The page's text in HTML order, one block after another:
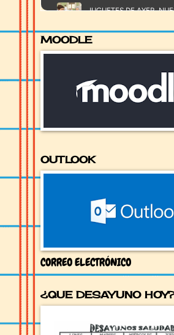
MOODLE
OUTLOOK
CORREO ELECTRÓNICO
¿QUE DESAYUNO